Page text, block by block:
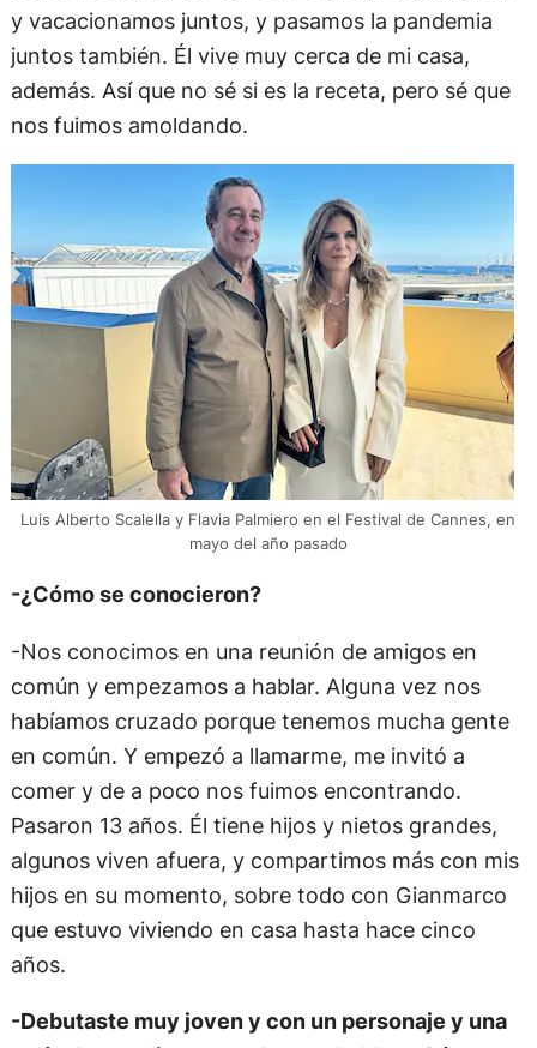
y vacacionamos juntos, y pasamos la pandemia
juntos también. Él vive muy cerca de mi casa,
además. Así que no sé si es la receta, pero sé que
nos fuimos amoldando.
Luis Alberto Scalella y Flavia Palmiero en el Festival de Cannes, en
mayo del año pasado
-¿Cómo se conocieron?
-Nos conocimos en una reunión de amigos en
común y empezamos a hablar. Alguna vez nos
habíamos cruzado porque tenemos mucha gente
en común. Y empezó a llamarme, me invitó a
comer y de a poco nos fuimos encontrando.
Pasaron 13 años. Él tiene hijos y nietos grandes,
algunos viven afuera, y compartimos más con mis
hijos en su momento, sobre todo con Gianmarco
que estuvo viviendo en casa hasta hace cinco
años.
-Debutaste muy joven y con un personaje y una